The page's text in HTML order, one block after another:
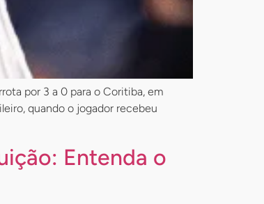
por 3 a 0 para o Coritiba, em
quando o jogador recebeu
Entenda o